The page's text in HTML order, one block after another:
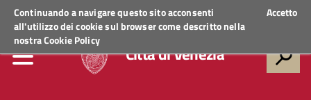
Continuando a navigare questo sito acconsenti
all'utilizzo dei cookie sul browser come descritto nella
nostraCookie Policy
Accetto
Regione VenetoACCEDI AI SERVIZI
Città di Venezia